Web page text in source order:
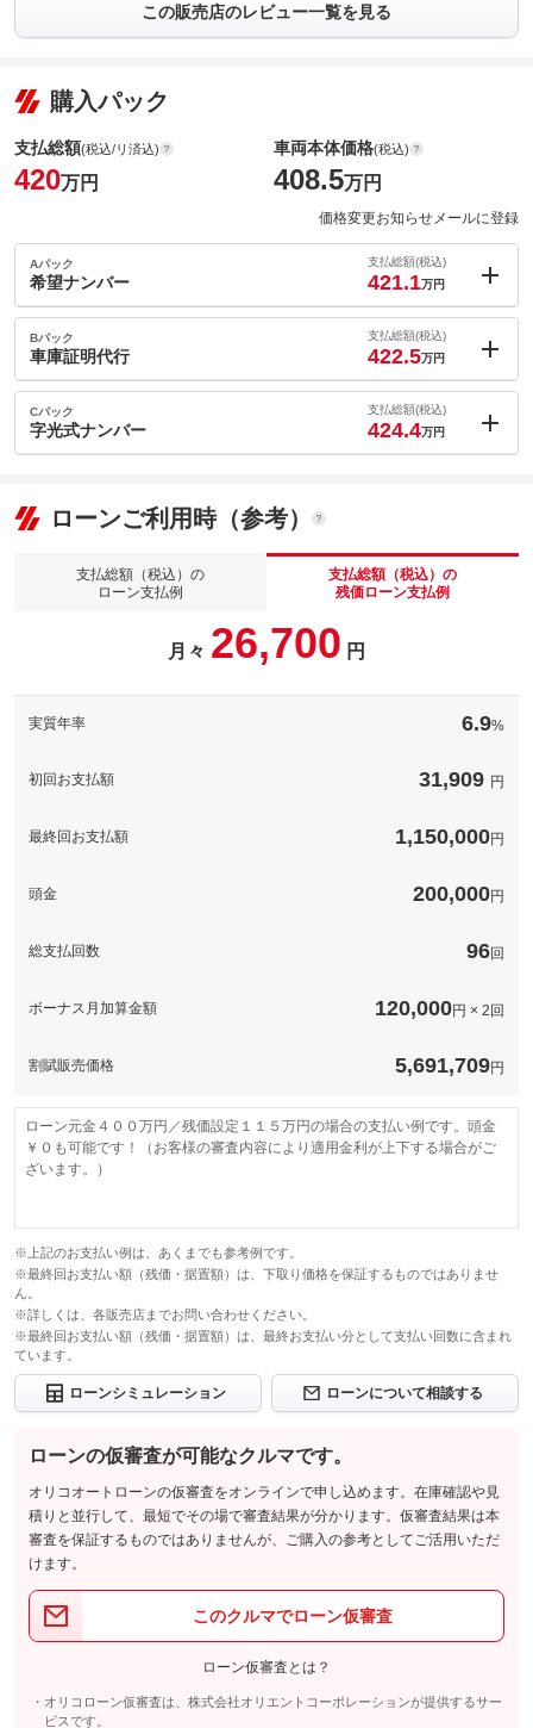
この販売店のレビュー一覧を見る
購入パック
支払総額(税込/リ済込)
420万円
車両本体価格(税込)
408.5万円
価格変更お知らせメールに登録
Aパック
希望ナンバー
支払総額(税込)
421.1万円
内：オプシ
ョン価格
(税込)
車両本体価
408.5万円
このパックの見積もり依頼（無料）
Bパック
車庫証明代行
支払総額(税込)
422.5万円
内：オプシ
ョン価格
(税込)
車両本体価
Cパック
字光式ナンバー
支払総額(税込)
424.4万円
車両本体価
408.5
このパックの見積もり依頼（無料）
ローンご利用時（参考）
支払総額（税込）の
ローン支払例
支払総額（税込）の
残価ローン支払例
月々 26,700 円
実質年率 6.9%
初回お支払額 31,909 円
最終回お支払額 1,150,000円
頭金 200,000円
総支払回数 96回
ボーナス月加算金額 120,000円 × 2回
割賦販売価格 5,691,709円
ローン元金４００万円／残価設定１１５万円の場合の支払い例です。頭金
￥０も可能です！（お客様の審査内容により適用金利が上下する場合がご
ざいます。）
※上記のお支払い例は、あくまでも参考例です。
※最終回お支払い額（残価・据置額）は、下取り価格を保証するものではありませ
ん。
※詳しくは、各販売店までお問い合わせください。
※最終回お支払い額（残価・据置額）は、最終お支払い分として支払い回数に含まれ
ています。
ローンシミュレーション ローンについて相談する
ローンの仮審査が可能なクルマです。
オリコオートローンの仮審査をオンラインで申し込めます。在庫確認や見
積りと並行して、最短でその場で審査結果が分かります。仮審査結果は本
審査を保証するものではありませんが、ご購入の参考としてご活用いただ
けます。
このクルマでローン仮審査
ローン仮審査とは？
オリコローン仮審査は、株式会社オリエントコーポレーションが提供するサー
ビスです。